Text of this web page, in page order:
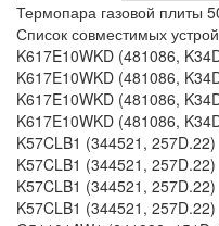
Термопара газовой плиты
Список совместимых
K617E10WKD (481086,
K617E10WKD (481086,
K617E10WKD (481086,
K617E10WKD (481086,
K57CLB1 (344521, 257D.22)
K57CLB1 (344521, 257D.22)
K57CLB1 (344521, 257D.22)
K57CLB1 (344521, 257D.22)